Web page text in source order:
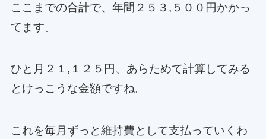
ここまでの合計で、年間２５３,５００円かかっ
てます。
ひと月２１,１２５円、あらためて計算してみる
とけっこうな金額ですね。
これを毎月ずっと維持費として支払っていくわ